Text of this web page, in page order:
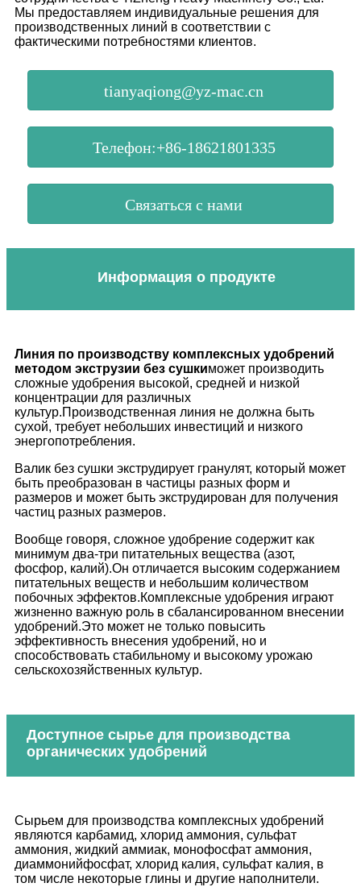
Мы предоставляем индивидуальные решения для
производственных линий в соответствии с
фактическими потребностями клиентов.
tianyaqiong@yz-mac.cn
Телефон:+86-18621801335
Связаться с нами
Информация о продукте
Линия по производству комплексных удобрений
методом экструзии без сушкиможет производить
сложные удобрения высокой, средней и низкой
концентрации для различных
культур.Производственная линия не должна быть
сухой, требует небольших инвестиций и низкого
энергопотребления.
Валик без сушки экструдирует гранулят, который может
быть преобразован в частицы разных форм и
размеров и может быть экструдирован для получения
частиц разных размеров.
Вообще говоря, сложное удобрение содержит как
минимум два-три питательных вещества (азот,
фосфор, калий).Он отличается высоким содержанием
питательных веществ и небольшим количеством
побочных эффектов.Комплексные удобрения играют
жизненно важную роль в сбалансированном внесении
удобрений.Это может не только повысить
эффективность внесения удобрений, но и
способствовать стабильному и высокому урожаю
сельскохозяйственных культур.
Доступное сырье для производства
органических удобрений
Сырьем для производства комплексных удобрений
являются карбамид, хлорид аммония, сульфат
аммония, жидкий аммиак, монофосфат аммония,
диаммонийфосфат, хлорид калия, сульфат калия, в
том числе некоторые глины и другие наполнители.